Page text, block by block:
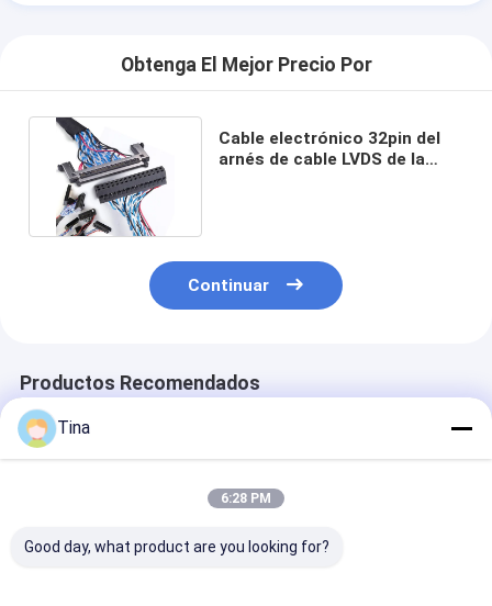
Obtenga El Mejor Precio Por
Cable electrónico 32pin del
arnés de cable LVDS de la
Continuar
Productos Recomendados
Tina
6:28 PM
Good day, what product are you looking for?